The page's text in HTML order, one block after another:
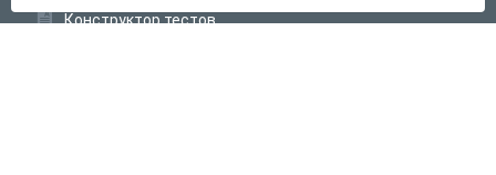
Конструктор тестов